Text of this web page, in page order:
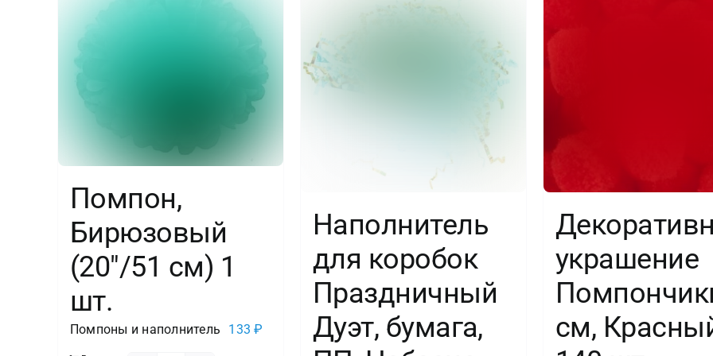
Помпон,
Бирюзовый
(20″/51 см) 1
шт.
Помпоны и наполнитель 133₽
Наполнитель
для коробок
Праздничный
Дуэт, бумага,
украшение
см,